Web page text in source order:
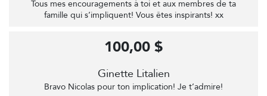
Tous mes encouragements à toi et aux membres de ta
famille qui s’impliquent! Vous êtes inspirants! xx
Ginette Litalien
Bravo Nicolas pour ton implication! Je t’admire!
100,00 $